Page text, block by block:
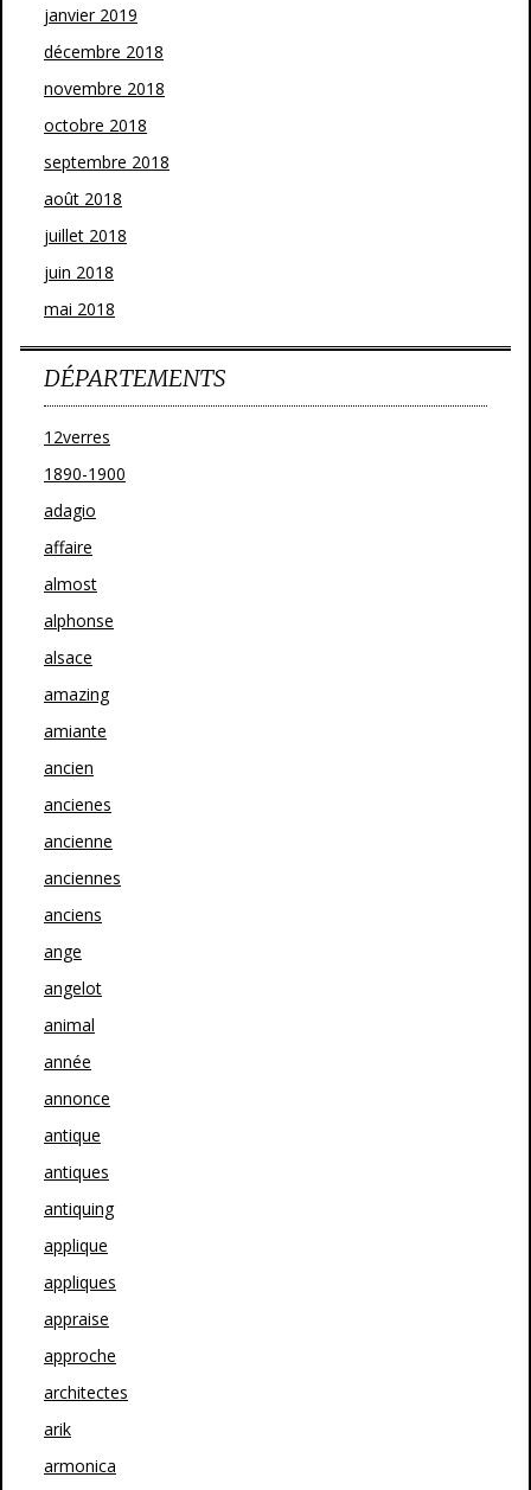
janvier 2019
décembre 2018
novembre 2018
octobre 2018
septembre 2018
août 2018
juillet 2018
juin 2018
mai 2018
DÉPARTEMENTS
12verres
1890-1900
adagio
affaire
almost
alphonse
alsace
amazing
amiante
ancien
ancienes
ancienne
anciennes
anciens
ange
angelot
animal
année
annonce
antique
antiques
antiquing
applique
appliques
appraise
approche
architectes
arik
armonica